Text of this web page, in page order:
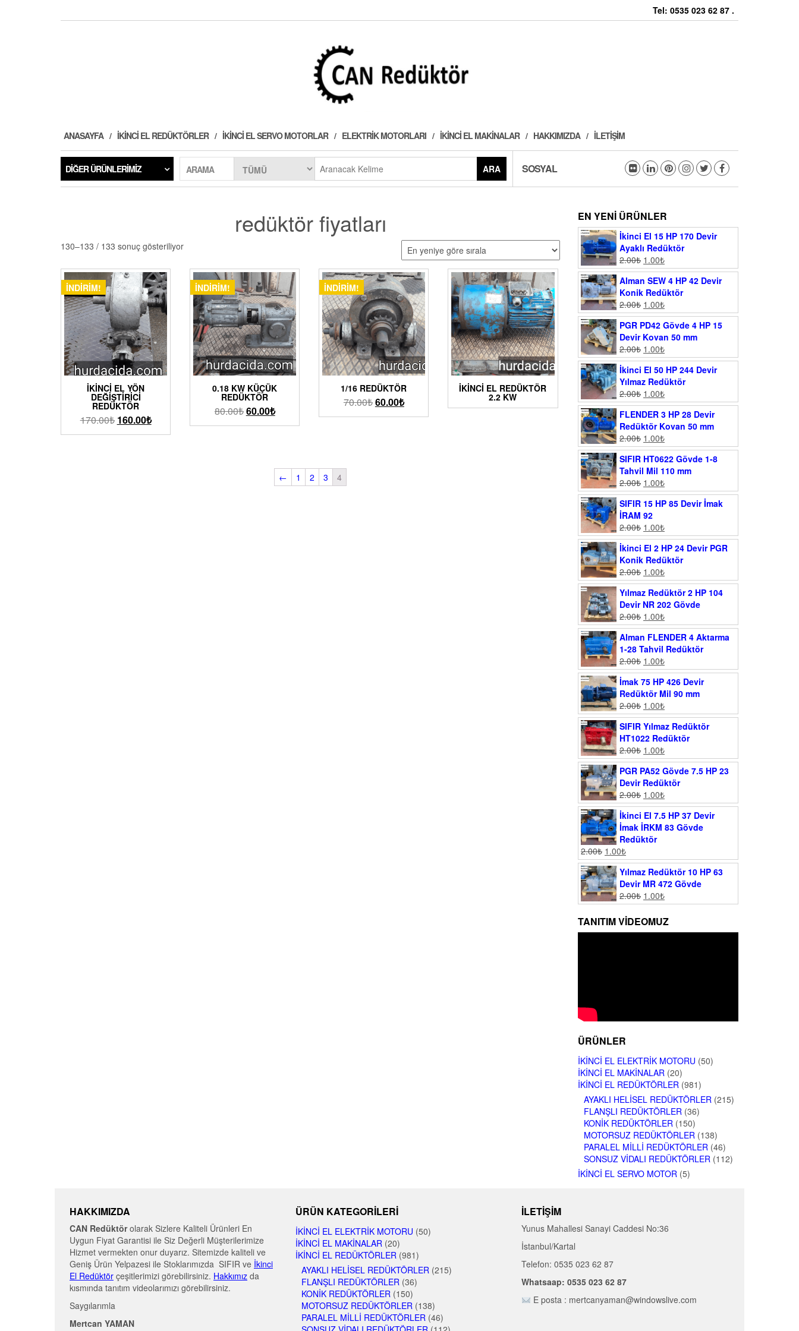
Tel: 0535 023 62 87 .
ANASAYFA İKINCI EL REDÜKTÖRLER İKINCI EL SERVO MOTORLAR ELEKTRIK MOTORLARI İKINCI EL MAKINALAR HAKKIMIZDA İLETIŞIM
DIĞER ÜRÜNLERIMIZ ARAMA ARA SOSYAL
redüktör fiyatları
130–133 / 133 sonuç gösteriliyor
İNDIRIM!
İKINCI EL YÖN
DEĞIŞTIRICI
REDÜKTÖR
170.00₺ 160.00₺
İNDIRIM!
0.18 KW KÜÇÜK
REDÜKTÖR
80.00₺60.00₺
İNDIRIM!
1/16 REDÜKTÖR
70.00₺60.00₺
İKİNCİ EL REDÜKTÖR
2.2 KW
← 1 2 3 4
EN YENI ÜRÜNLER
İkinci El 15 HP 170 Devir
Ayaklı Redüktör
2.00₺ 1.00₺
Alman SEW 4 HP 42 Devir
Konik Redüktör
2.00₺ 1.00₺
PGR PD42 Gövde 4 HP 15
Devir Kovan 50 mm
2.00₺ 1.00₺
İkinci El 50 HP 244 Devir
Yılmaz Redüktör
2.00₺ 1.00₺
FLENDER 3 HP 28 Devir
Redüktör Kovan 50 mm
2.00₺ 1.00₺
SIFIR HT0622 Gövde 1-8
Tahvil Mil 110 mm
2.00₺ 1.00₺
SIFIR 15 HP 85 Devir İmak
İRAM 92
2.00₺ 1.00₺
İkinci El 2 HP 24 Devir PGR
Konik Redüktör
2.00₺ 1.00₺
Yılmaz Redüktör 2 HP 104
Devir NR 202 Gövde
2.00₺ 1.00₺
Alman FLENDER 4 Aktarma
1-28 Tahvil Redüktör
2.00₺ 1.00₺
İmak 75 HP 426 Devir
Redüktör Mil 90 mm
2.00₺ 1.00₺
SIFIR Yılmaz Redüktör
HT1022 Redüktör
2.00₺ 1.00₺
PGR PA52 Gövde 7.5 HP 23
Devir Redüktör
2.00₺ 1.00₺
İkinci El 7.5 HP 37 Devir
İmak İRKM 83 Gövde
Redüktör
2.00₺ 1.00₺
Yılmaz Redüktör 10 HP 63
Devir MR 472 Gövde
2.00₺ 1.00₺
TANITIM VIDEOMUZ
ÜRÜNLER
İKINCI EL ELEKTRIK MOTORU (50)
İKINCI EL MAKINALAR (20)
İKINCI EL REDÜKTÖRLER (981)
AYAKLI HELISEL REDÜKTÖRLER (215)
FLANŞLI REDÜKTÖRLER (36)
KONIK REDÜKTÖRLER (150)
MOTORSUZ REDÜKTÖRLER (138)
PARALEL MILLI REDÜKTÖRLER (46)
SONSUZ VIDALI REDÜKTÖRLER (112)
İKINCI EL SERVO MOTOR (5)
HAKKIMIZDA
CAN Redüktörolarak Sizlere Kaliteli Ürünleri En
Uygun Fiyat Garantisi ile Siz Değerli Müşterilerimize
Hizmet vermekten onur duyarız. Sitemizde kaliteli ve
Geniş Ürün Yelpazesi ile Stoklarımızda SIFIR ve İkinci
El Redüktör çeşitlerimizi görebilirsiniz. Hakkımız da
kısmında tanıtım videolarımızı görebilirsiniz.
Saygılarımla
Mertcan YAMAN
ÜRÜN KATEGORILERI
İKINCI EL ELEKTRIK MOTORU (50)
İKINCI EL MAKINALAR (20)
İKINCI EL REDÜKTÖRLER (981)
AYAKLI HELISEL REDÜKTÖRLER (215)
FLANŞLI REDÜKTÖRLER (36)
KONIK REDÜKTÖRLER (150)
MOTORSUZ REDÜKTÖRLER (138)
PARALEL MILLI REDÜKTÖRLER (46)
İLETIŞIM
Yunus Mahallesi Sanayi Caddesi No:36
İstanbul/Kartal
Telefon: 0535 023 62 87
Whatsaap: 0535 023 62 87
E posta : mertcanyaman@windowslive.com